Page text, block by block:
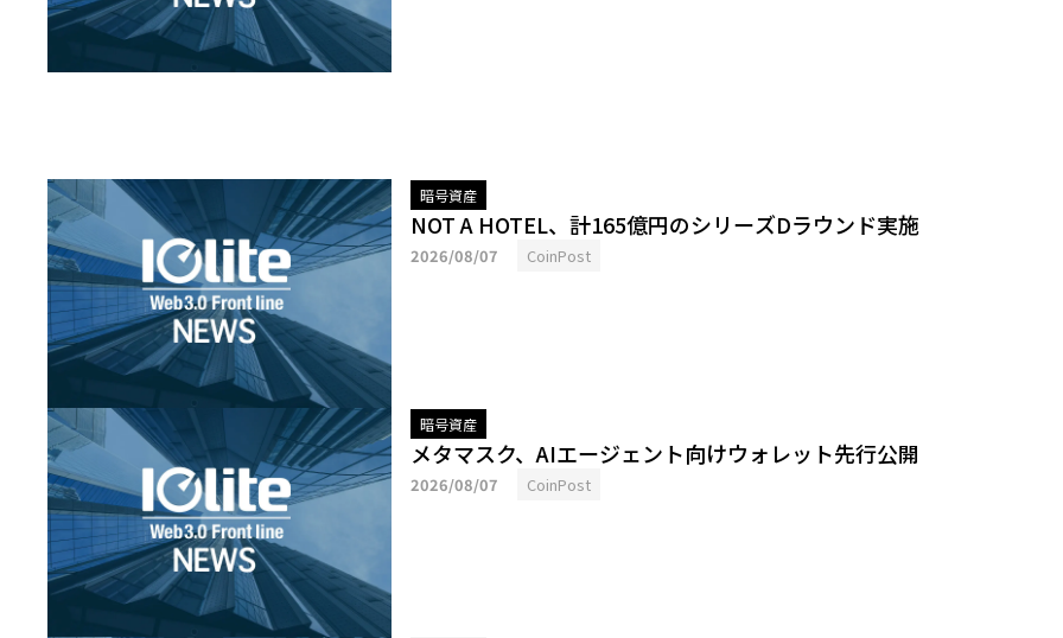
暗号資産
NOT A HOTEL、計165億円のシリーズDラウンド実施
2026/08/07 CoinPost
暗号資産
メタマスク、AIエージェント向けウォレット先行公開
2026/08/07 CoinPost